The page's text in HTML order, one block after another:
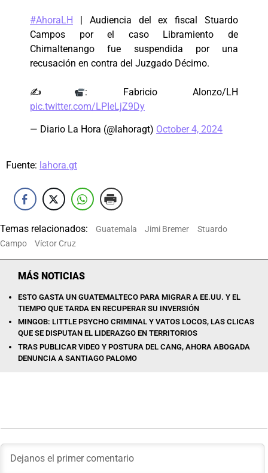
#AhoraLH | Audiencia del ex fiscal Stuardo
Campos por el caso Libramiento de
Chimaltenango fue suspendida por una
recusación en contra del Juzgado Décimo.
✍
: Fabricio Alonzo/LH
pic.twitter.com/LPIeLjZ9Dy
— Diario La Hora (@lahoragt) October 4, 2024
Fuente: lahora.gt
Temas relacionados: Guatemala Jimi Bremer
Stuardo
Campo
Víctor Cruz
MÁS NOTICIAS
ESTO GASTA UN GUATEMALTECO PARA MIGRAR A EE.UU. Y EL
TIEMPO QUE TARDA EN RECUPERAR SU INVERSIÓN
MINGOB: LITTLE PSYCHO CRIMINAL Y VATOS LOCOS, LAS CLICAS
QUE SE DISPUTAN EL LIDERAZGO EN TERRITORIOS
TRAS PUBLICAR VIDEO Y POSTURA DEL CANG, AHORA ABOGADA
DENUNCIA A SANTIAGO PALOMO